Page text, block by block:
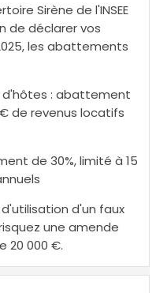
Sirène de l'INSEE
de déclarer vos
les abattements
d'hôtes : abattement
de revenus locatifs
de 30%, limité à 15
d'un faux
une amende
20 000 €.